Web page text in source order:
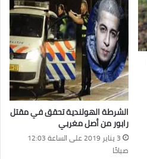
الشرطة الهولندية تحقق في مقتل
رابور من أصل مغربي
3 يناير 2019 على الساعة 12:03
صباحًا